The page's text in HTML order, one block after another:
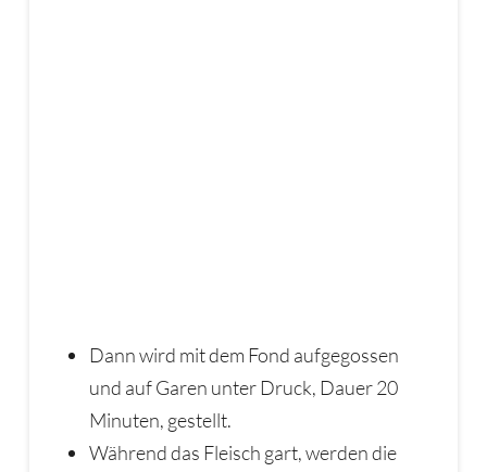
Dann wird mit dem Fond aufgegossen
und auf Garen unter Druck, Dauer 20
Minuten, gestellt.
Während das Fleisch gart, werden die